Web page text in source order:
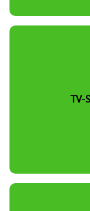
TV-